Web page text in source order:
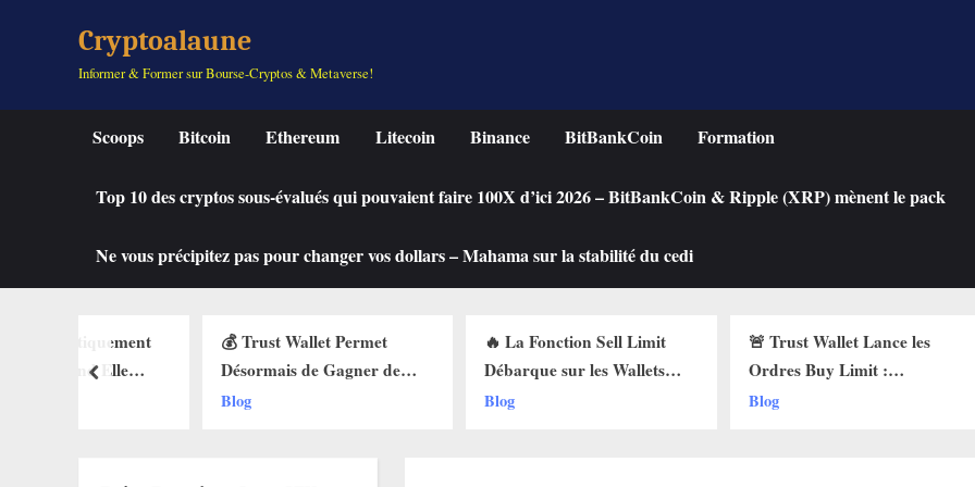
Cryptoalaune
Informer & Former sur Bourse-Cryptos & Metaverse!
Scoops Bitcoin Ethereum Litecoin Binance BitBankCoin Formation
Top 10 des cryptos sous-évalués qui pouvaient faire 100X d’ici 2026 – BitBankCoin & Ripple (XRP) mènent le pack
Ne vous précipitez pas pour changer vos dollars – Mahama sur la stabilité du cedi
💰 Trust Wallet Permet
Désormais de Gagner de
l’Argent Sans Trader ? Les
🔥 La Fonction Sell Limit
Débarque sur les Wallets
Web3 : Voici Pourquoi Ça
🚨 Trust Wallet Lance les
Ordres Buy Limit :
Comment Acheter vos
une
Chute
prev